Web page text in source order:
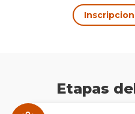
Etapas